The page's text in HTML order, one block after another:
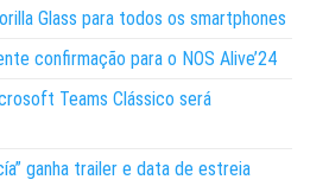
Glass para todos os smartphones
confirmação para o NOS Alive’24
Teams Clássico será
ganha trailer e data de estreia